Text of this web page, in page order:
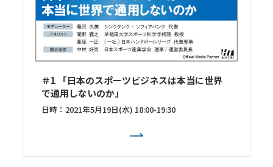
＃1 「日本のスポーツビジネスは本当に世界
で通用しないのか」
日時：2021年5月19日(水) 18:00-19:30